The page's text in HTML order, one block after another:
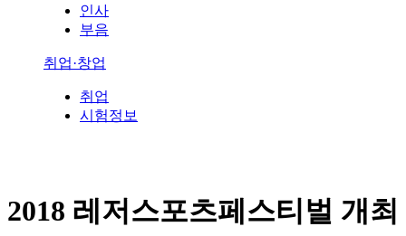
인사
부음
취업·창업
취업
시험정보
2018 레저스포츠페스티벌 개최